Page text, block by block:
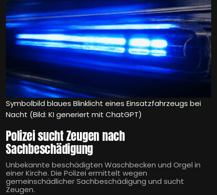
Symbolbild blaues Blinklicht eines Einsatzfahrzeugs bei
Nacht (Bild: KI generiert mit ChatGPT)
Polizei sucht Zeugen nach
Sachbeschädigung
Unbekannte beschädigten Waschbecken und Orgel in
einer Kirche. Die Polizei ermittelt wegen
gemeinschädlicher Sachbeschädigung und sucht
Zeugen.